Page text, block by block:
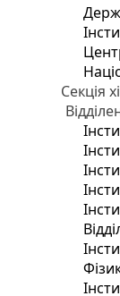
Секція